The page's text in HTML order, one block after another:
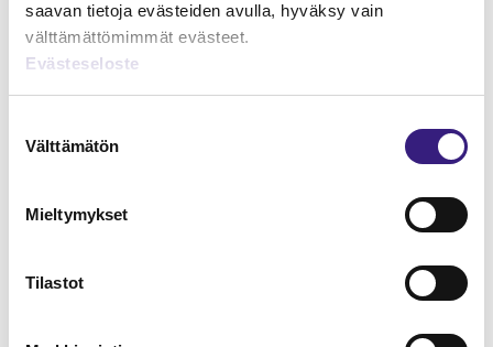
saavan tietoja evästeiden avulla, hyväksy vain
välttämättömimmät evästeet.
Evästeseloste
valinta
Välttämätön
Mieltymykset
Tilastot
MAINOS